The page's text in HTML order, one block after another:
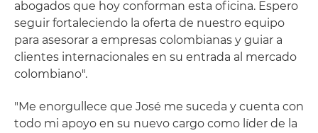
abogados que hoy conforman esta oficina. Espero
seguir fortaleciendo la oferta de nuestro equipo
para asesorar a empresas colombianas y guiar a
clientes internacionales en su entrada al mercado
colombiano".
"Me enorgullece que José me suceda y cuenta con
todo mi apoyo en su nuevo cargo como líder de la